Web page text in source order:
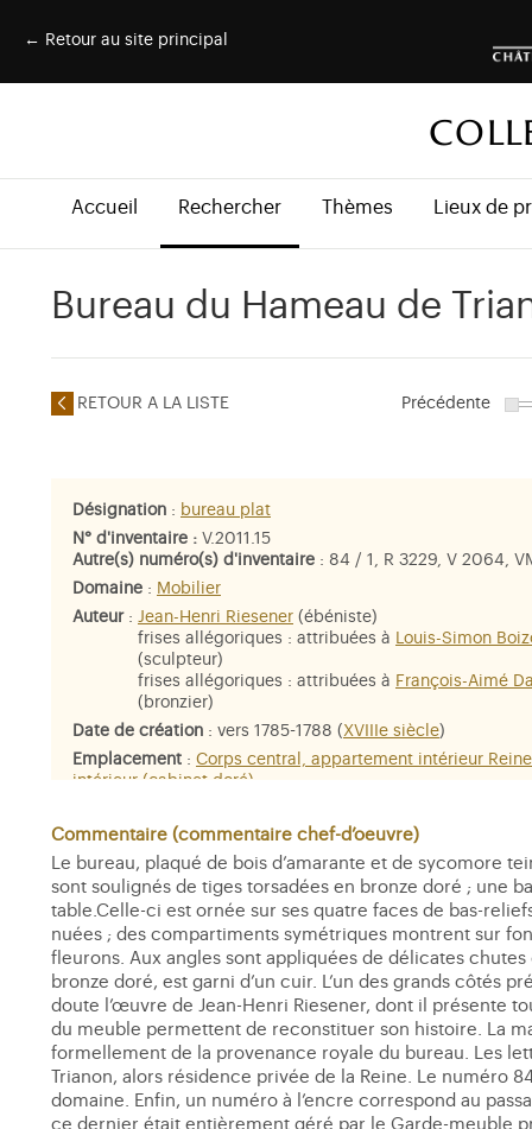
← Retour au site principal
Accueil Rechercher Thèmes Lieux de
Bureau du Hameau de
RETOUR A LA LISTE Précédente
Désignation : bureau plat
N° d'inventaire : V.2011.15
Autre(s) numéro(s) d'inventaire : 84 / 1, R 3229, V 2064,
Domaine : Mobilier
Auteur: Jean-Henri Riesener (ébéniste)
frises allégoriques : attribuées à Louis-Simon
(sculpteur)
frises allégoriques : attribuées à François-Aimé
(bronzier)
Date de création : vers 1785-1788 ( XVIIIe siècle)
Emplacement : Corps central, appartement intérieur
intérieur (cabinet doré)
Matière et technique : Bâti de chêne ; placage
sycomore teinté ; bronze doré ; cuir
Commentaire (commentaire chef-d’oeuvre)
Le bureau, plaqué de bois d’amarante et de sycomore
sont soulignés de tiges torsadées en bronze doré ; une
table.Celle-ci est ornée sur ses quatre faces de bas-
nuées ; des compartiments symétriques montrent sur
fleurons. Aux angles sont appliquées de délicates
bronze doré, est garni d’un cuir. L’un des grands côtés
doute l’œuvre de Jean-Henri Riesener, dont il présente
du meuble permettent de reconstituer son histoire. La
formellement de la provenance royale du bureau. Les
Trianon, alors résidence privée de la Reine. Le numéro
domaine. Enfin, un numéro à l’encre correspond au
ce dernier était entièrement géré par le Garde-meuble